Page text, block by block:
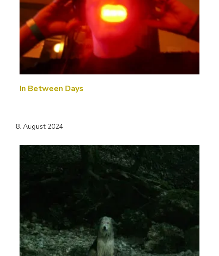
In Between Days
8. August 2024